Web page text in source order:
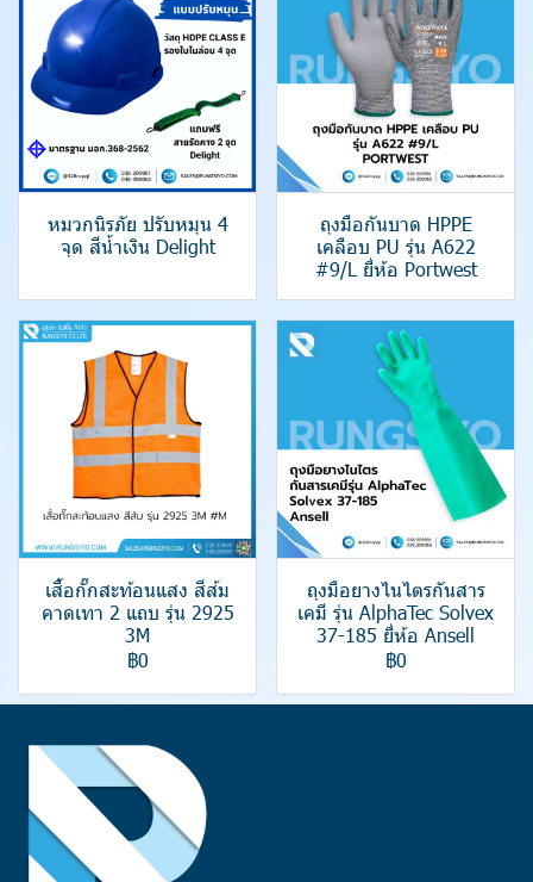
หมวกนิรภัย ปรับหมุน 4
จุด สีน้ำเงิน Delight
ถุงมือกันบาด HPPE
เคลือบ PU รุ่น A622
#9/L ยี่ห้อ Portwest
เสื้อกั๊กสะท้อนแสง สีส้ม
คาดเทา 2 แถบ รุ่น 2925
3M
฿0
ถุงมือยางไนไตรกันสาร
เคมี รุ่น AlphaTec Solvex
37-185 ยี่ห้อ Ansell
฿0